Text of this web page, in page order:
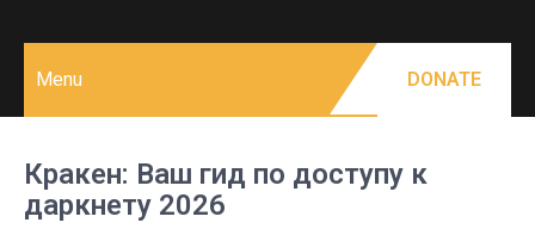
Menu DONATE
Кракен: Ваш гид по доступу к
даркнету 2026